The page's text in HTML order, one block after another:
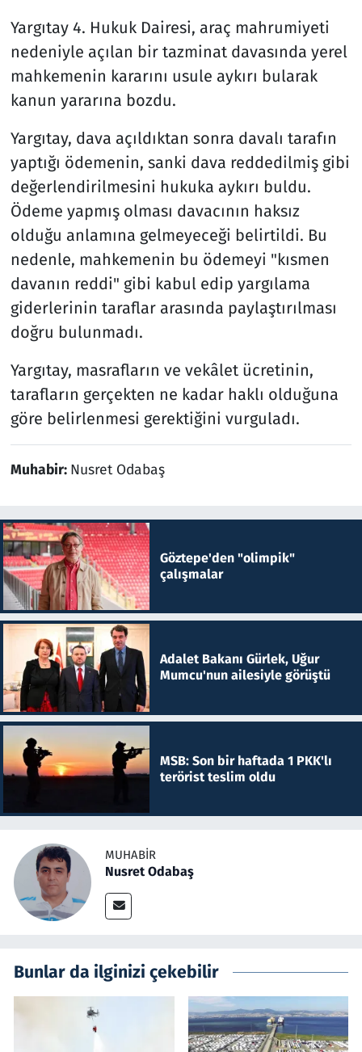
Yargıtay 4. Hukuk Dairesi, araç mahrumiyeti
nedeniyle açılan bir tazminat davasında yerel
mahkemenin kararını usule aykırı bularak
kanun yararına bozdu.
Yargıtay, dava açıldıktan sonra davalı tarafın
yaptığı ödemenin, sanki dava reddedilmiş gibi
değerlendirilmesini hukuka aykırı buldu.
Ödeme yapmış olması davacının haksız
olduğu anlamına gelmeyeceği belirtildi. Bu
nedenle, mahkemenin bu ödemeyi "kısmen
davanın reddi" gibi kabul edip yargılama
giderlerinin taraflar arasında paylaştırılması
doğru bulunmadı.
Yargıtay, masrafların ve vekâlet ücretinin,
tarafların gerçekten ne kadar haklı olduğuna
göre belirlenmesi gerektiğini vurguladı.
Muhabir: Nusret Odabaş
Göztepe'den "olimpik"
çalışmalar
Adalet Bakanı Gürlek, Uğur
Mumcu'nun ailesiyle görüştü
MSB: Son bir haftada 1 PKK'lı
terörist teslim oldu
MUHABIR
Nusret Odabaş
Bunlar da ilginizi çekebilir